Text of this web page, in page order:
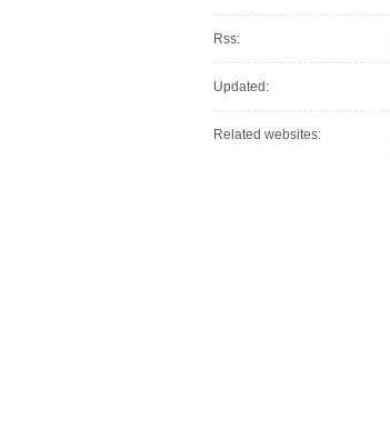
Rss:
Updated:
Related websites: